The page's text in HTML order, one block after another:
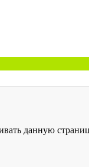
данную